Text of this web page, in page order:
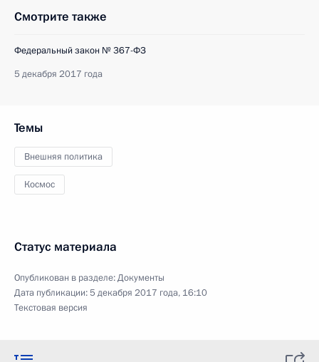
Смотрите также
Федеральный закон № 367-ФЗ
5 декабря 2017 года
Темы
Внешняя политика
Космос
Статус материала
Опубликован в разделе:Документы
Дата публикации:5 декабря 2017 года, 16:10
Текстовая версия